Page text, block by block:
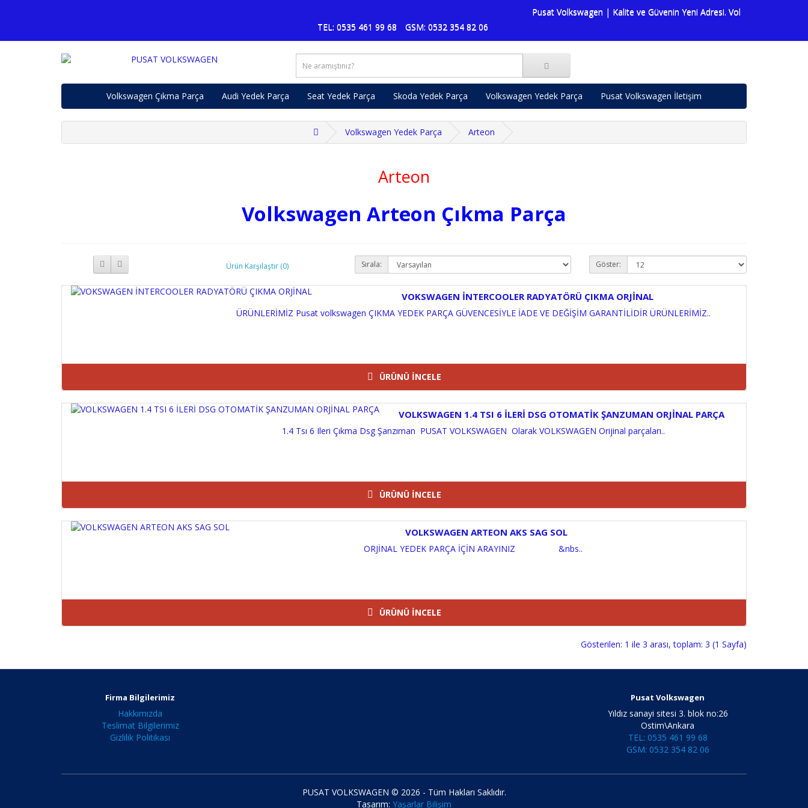
Pusat Volkswagen | Kalite ve Güvenin Yeni Adresi. Volkswagen
TEL: 0535 461 99 68
GSM: 0532 354 82 06
Volkswagen Çıkma Parça Audi Yedek Parça Seat Yedek Parça Skoda Yedek Parça Volkswagen Yedek Parça Pusat Volkswagen İletişim
Volkswagen Yedek Parça Arteon
Arteon
Volkswagen Arteon Çıkma Parça
Ürün Karşılaştır (0) Sırala: Göster:
VOKSWAGEN İNTERCOOLER RADYATÖRÜ ÇIKMA ORJİNAL
ÜRÜNLERİMİZ Pusat volkswagen ÇIKMA YEDEK PARÇA GÜVENCESİYLE İADE VE DEĞİŞİM GARANTİLİDİR ÜRÜNLERİMİZ..
ÜRÜNÜ İNCELE
VOLKSWAGEN 1.4 TSI 6 İLERİ DSG OTOMATİK ŞANZUMAN ORJİNAL PARÇA
1.4 Tsı 6 Ileri Çıkma Dsg Şanzıman PUSAT VOLKSWAGEN Olarak VOLKSWAGEN Orijinal parçaları..
ÜRÜNÜ İNCELE
VOLKSWAGEN ARTEON AKS SAG SOL
ORJİNAL YEDEK PARÇA İÇİN ARAYINIZ &nbs..
ÜRÜNÜ İNCELE
Gösterilen: 1 ile 3 arası, toplam: 3 (1 Sayfa)
Firma Bilgilerimiz
Hakkımızda
Teslimat Bilgilerimiz
Gizlilik Politikası
Pusat Volkswagen
Yıldız sanayi sitesi 3. blok no:26
Ostim\Ankara
TEL: 0535 461 99 68
GSM: 0532 354 82 06
PUSAT VOLKSWAGEN © 2026 - Tüm Hakları Saklıdır.
Tasarım: Yaşarlar Bilişim